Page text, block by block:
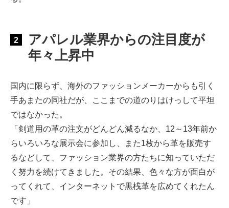
2
アパレル業界からの注目度が
年々上昇中
国内に限らず、海外のファッションメーカーからも引く
手あまたの同社だが、ここまでの道のりはけっして平坦
ではなかった。
「剣道用の革の注文がどんどん減るなか、12～13年前か
らいろいろな展示会に参加し、また1枚から革を販売す
るなどして、ファッション業界の方たちに知っていただ
く努力を続けてきました。その結果、色々な方が面白が
ってくれて、インターネットで黒桟革を広めてくれたん
です」